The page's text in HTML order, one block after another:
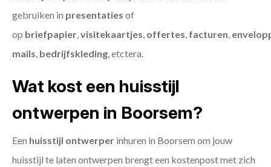
gebruiken in presentaties of
op briefpapier,visitekaartjes, offertes, facturen,
mails, bedrijfskleding, etctera.
Wat kost een huisstijl
ontwerpen in Boorsem?
Een huisstijl ontwerper inhuren in Boorsem om jouw
huisstijl te laten ontwerpen brengt een kostenpost met zich